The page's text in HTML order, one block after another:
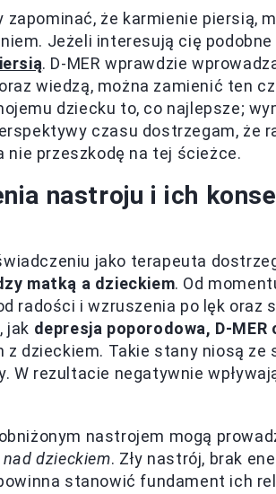
zapominać, że karmienie piersią,
Jeżeli interesują cię
. D-MER wprawdzie
wiedzą, można zamienić ten
dziecku to, co najlepsze;
czasu dostrzegam, że
nie przeszkodę na tej ścieżce.
nastroju i ich
jako terapeuta
matką a dzieckiem. Od
radości i wzruszenia po lęk oraz
jak depresja poporodowa, D-MER
z dzieckiem. Takie stany niosą ze
W rezultacie negatywnie
nastrojem mogą
dzieckiem. Zły nastrój, brak
stanowić fundament ich